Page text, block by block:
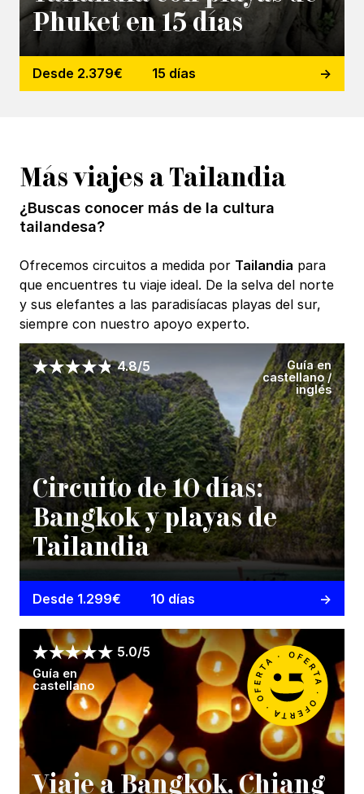
Phuket en 15 días
Desde 2.379€ 15 días
Más viajes a Tailandia
¿Buscas conocer más de la cultura
tailandesa?
Ofrecemos circuitos a medida por Tailandia para
que encuentres tu viaje ideal. De la selva del norte
y sus elefantes a las paradisíacas playas del sur,
siempre con nuestro apoyo experto.
4.8/5
Guía en
castellano /
inglés
Circuito de 10 días:
Bangkok y playas de
Tailandia
Desde 1.299€ 10 días
5.0/5
Guía en
castellano
Viaje a Bangkok, Chiang